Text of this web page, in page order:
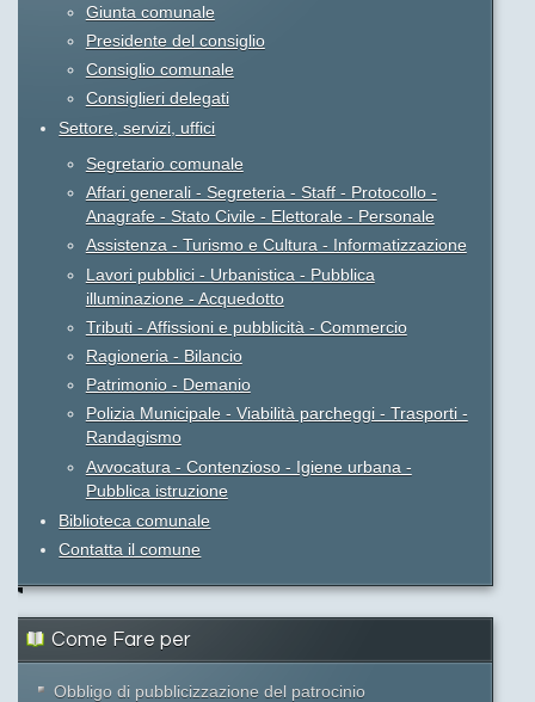
Giunta comunale
Presidente del consiglio
Consiglio comunale
Consiglieri delegati
Settore, servizi, uffici
Segretario comunale
Affari generali - Segreteria - Staff - Protocollo -
Anagrafe - Stato Civile - Elettorale - Personale
Assistenza - Turismo e Cultura - Informatizzazione
Lavori pubblici - Urbanistica - Pubblica
illuminazione - Acquedotto
Tributi - Affissioni e pubblicità - Commercio
Ragioneria - Bilancio
Patrimonio - Demanio
Polizia Municipale - Viabilità parcheggi - Trasporti -
Randagismo
Avvocatura - Contenzioso - Igiene urbana -
Pubblica istruzione
Biblioteca comunale
Contatta il comune
Come Fare per
Obbligo di pubblicizzazione del patrocinio